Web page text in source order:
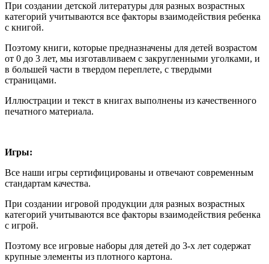
При создании детской литературы для разных возрастных
категорий учитываются все факторы взаимодействия ребенка
с книгой.
Поэтому книги, которые предназначены для детей возрастом
от 0 до 3 лет, мы изготавливаем с закругленными уголками, и
в большей части в твердом переплете, с твердыми
страницами.
Иллюстрации и текст в книгах выполнены из качественного
печатного материала.
Игры:
Все наши игры сертифицированы и отвечают современным
стандартам качества.
При создании игровой продукции для разных возрастных
категорий учитываются все факторы взаимодействия ребенка
с игрой.
Поэтому все игровые наборы для детей до 3-х лет содержат
крупные элементы из плотного картона.